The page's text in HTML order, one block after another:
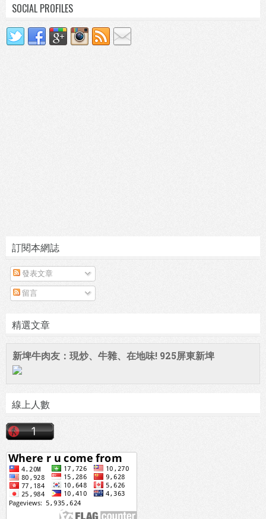
SOCIAL PROFILES
訂閱本網誌
發表文章
留言
精選文章
新埤牛肉友：現炒、牛雜、在地味! 925屏東新埤
線上人數